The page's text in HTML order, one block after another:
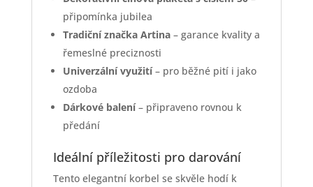
připomínka jubilea
Tradiční značka Artina– garance kvality a
řemeslné preciznosti
Univerzální využití– pro běžné pití i jako
ozdoba
Dárkové balení– připraveno rovnou k
předání
Ideální příležitosti pro darování
Tento elegantní korbel se skvěle hodí k